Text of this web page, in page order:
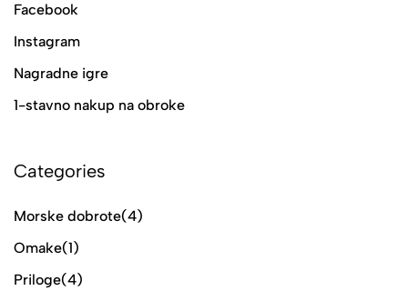
Facebook
Instagram
Nagradne igre
1-stavno nakup na obroke
Categories
Morske dobrote(4)
Omake(1)
Priloge(4)